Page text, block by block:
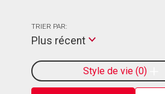
Style de vie 0
TRIER PAR:
Plus récent